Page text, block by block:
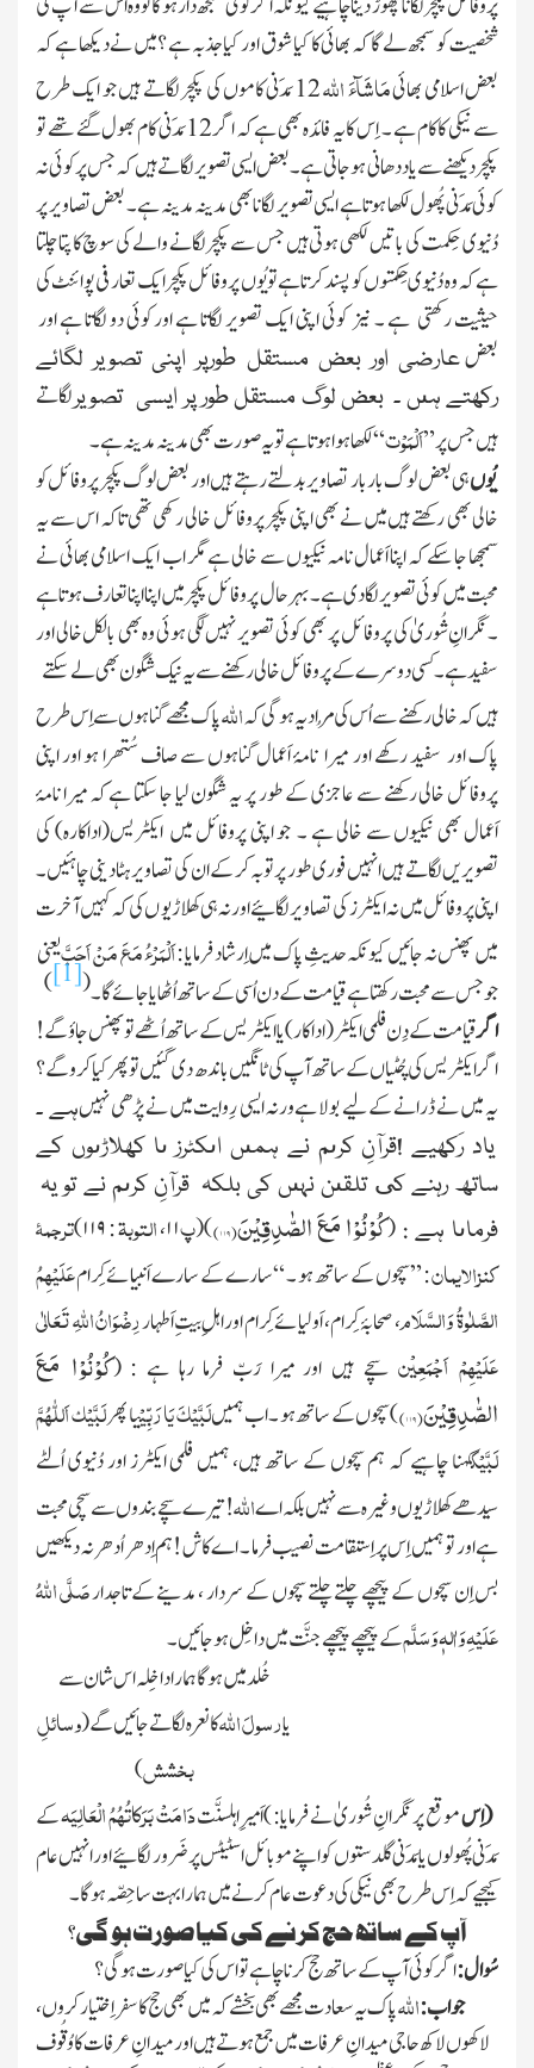
شخصیت کو سمجھ لے گا کہ بھائی کا کیا شوق اور کیا جذبہ ہے ؟میں نے دیکھا ہے کہ
بعض اسلامی بھائیمَاشَآءَ اللّٰہ
12 مَدَنی کاموں کی پکچر لگاتے ہیں جو ایک طرح
سے نیکی کا کام ہے ۔ اِس کا یہ فائدہ بھی ہے کہ اگر 12 مَدَنی کام بھول گئے تھے تو
پکچر دیکھنے سے یاد دھانی ہو جاتی ہے ۔ بعض ایسی تصویر لگاتے ہیں کہ جس پر کوئی نہ
کوئی مَدَنی پُھول لکھا ہوتا ہے ایسی تصویر لگانا بھى مدىنہ مدىنہ ہے ۔ بعض تصاویر پر
دُنىوى حِکمت کى باتىں لکھى ہوتى ہىں جس سے پکچر لگانے والے کی سوچ کا پتا چلتا
ہے کہ وہ دُنىوى حِکمتوں کو پسند کرتا ہے تو یُوں پروفائل پکچر اىک تعارفى پوائنٹ کی
حیثیت رکھتی ہے ۔ نیز کوئى اپنى اىک تصوىر لگاتا ہے اور کوئى دو لگاتا ہے اور
بعضعارضی اور بعض مستقل طورپر اپنی تصویر لگائے
رکھتے ہىں ۔ بعض لوگ مستقل طور پر ایسی تصویرلگاتے
ہیں جس پر ”اَلْمَوْت“لکھا ہوا ہوتا ہے تو یہ صورت بھی مدىنہ مدىنہ ہے ۔
یُوںہی بعض لوگ بار بار تصاویر بدلتے رہتے ہیں اور بعض لوگ پکچر پروفائل کو
خالی بھی رکھتے ہیں میں نے بھی اپنی پکچر پروفائل خالی رکھی تھی تاکہ اس سے یہ
سمجھا جا سکے کہ اپنا اَعمال نامہ نیکیوں سے خالی ہے مگر اب ایک اسلامی بھائی نے
محبت میں کوئی تصویر لگا دی ہے ۔ بہرحال پروفائل پکچر مىں اپنا اپنا تعارف ہوتا ہے
۔ نگرانِ شُورىٰ کی پرو فائل پر بھی کوئی تصویر نہیں لگی ہوئی وہ بھی بالکل خالی اور
سفید ہے ۔ کسی دوسرے کے پروفائل خالی رکھنے سے یہ نیک شگون بھی لے سکتے
ہیں کہ خالی رکھنے سے اُس کی مُراد یہ ہو گی کہاللہپاک مجھے گناہوں سے اِس طرح
پاک اور سفىد رکھے اور مىرا نامۂ اَعمال گناہوں سے صاف سُتھرا ہو اور اپنی
پروفائل خالی رکھنے سے عاجزی کے طور پر یہ شگون لیا جا سکتا ہے کہ میرا نامۂ
اَعمال بھی نىکىوں سے خالی ہے ۔ جو اپنی پروفائل میں اىکٹریس(اداکارہ)کى
تصوىرىں لگاتے ہىں انہیں فورى طور پر توبہ کر کے ان کی تصاویر ہٹا دینی چاہئیں ۔
اپنی پروفائل میں نہ اىکٹرز کی تصاویر لگائیے اور نہ ہی کھلاڑیوں کی کہ کہیں آخرت
میں پھنس نہ جائیں کیونکہ حدىثِ پاک مىں اِرشاد فرمایا :اَلْمَرْءُ مَعَ مَنْ اَحَبَّیعنی
جو جس سے محبت رکھتا ہے قىامت کے دن اُسى کے ساتھ اُٹھاىا جائے گا ۔(
[1]
)
اگرقیامت کے دِن فلمی اىکٹر(اداکار)ىا اىکٹریس کے ساتھ اُٹھے تو پھنس جاؤ گے !
اگر ایکٹریس کى چُٹىاں کے ساتھ آپ کى ٹانگىں باندھ دی گئیں تو پھر کىا کرو گے ؟
یہ میں نے ڈرانے کے لىے بولا ہے ورنہ ایسی رِواىت مىں نے پڑھی نہیںہے ۔
یاد رَکھیے !قرآنِ کرىم نے ہمىں اىکٹرز ىا کھلاڑىوں کے
ساتھ رہنے کى تلقىن نہىں کی بلکہ قرآنِ کرىم نے تو یہ
فرماىا ہے : (كُوْنُوْا مَعَ الصّٰدِقِیْنَ(۱۱۹)
)
(پ۱۱،التوبة:۱۱۹)ترجمۂ
کنزالایمان:”سچوں کے ساتھ ہو۔ “سارے کے سارے اَنبیائے کِرامعَلَیْہِمُ
الصَّلٰوۃُ وَالسَّلَام، صحابۂ کِرام، اَولىائے کِرام اور اہلِ بىتِ اَطہاررِضْوَانُ اللّٰہِ تَعَالٰی
عَلَیْہِمْ اَجْمَعِیْنسچے ہیں اور میرا رَبّ فرما رہا ہے : (كُوْنُوْا مَعَ
الصّٰدِقِیْنَ(۱۱۹))سچوں کے ساتھ ہو۔اب ہمیںلَبَّیْکَ یَا رَبِّیْىا پھرلَبَّیْک اَللّٰھُمَّ
لَبَّیْککہنا چاہیے کہ ہم سچوں کے ساتھ ہىں، ہمیں فلمی اىکٹرز اور دُنىوى اُلٹے
سىدھے کھلاڑیوں وغىرہ سے نہىں بلکہ اےاللہ!تىرے سچے بندوں سے سچى محبت
ہے اور تو ہمیں اِس پر اِستقامت نصىب فرما ۔ اے کاش !ہم اِدھر اُدھر نہ دىکھىں
بس اِن سچوں کے پىچھے چلتے چلتے سچوں کے سردار ، مدىنے کے تاجدارصَلَّی اللّٰہُ
عَلَیْہِ وَاٰلہٖ وَسَلَّمکے پىچھے پىچھے جنَّت مىں داخِل ہو جائىں ۔
خُلد مىں ہو گا ہمارا داخِلہ اس شان سے
ىارسولَ اللہکا نعرہ لگاتے جائىں گے(وسائلِ
بخشش)
(اِسموقع پر نگرانِ شُوریٰ نے فرمایا : )اَمىرِاہلسنَّتدَامَتْ بَرَکاتُہُمُ الْعَالِیَہکے
مَدَنى پُھولوں ىا مَدَنى گلدستوں کو اپنے موبائل اسٹىٹس پر ضَرور لگائیے اور انہیں عام
کىجیے کہ اِس طرح بھی نىکى کى دعوت عام کرنے مىں ہمارا بہت سا حِصّہ ہو گا ۔
آپ کے ساتھ حج کرنے کی کیا صورت ہو گی؟
سُوال :اگر کوئى آپ کے ساتھ حج کرنا چاہے تو اس کى کىا صورت ہو گی؟
جواب :اللہپاک ىہ سعادت مجھے بھى بخشے کہ مىں بھى حج کا سفر اِختیار کروں،
لاکھوں لاکھ حاجی مىدانِ عرفات مىں جمع ہوتے ہىں اور مىدانِ عرفات کا وُقُوف